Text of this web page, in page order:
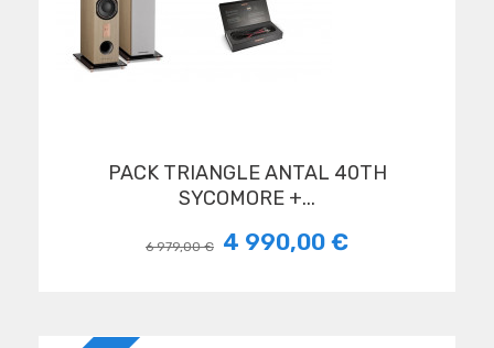
PACK TRIANGLE ANTAL 40TH
SYCOMORE +...
6 979,00 € 4 990,00 €